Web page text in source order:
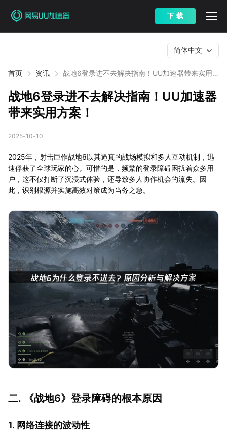
下 载
首页 资讯
战地6登录进不去解决指南！UU加速器带来实用
简体中文
战地6登录进不去解决指南！UU加速器
带来实用方案！
2025-10-10
2025年，射击巨作战地6以其逼真的战场模拟和多人互动机制，迅
速俘获了全球玩家的心。可惜的是，频繁的登录障碍困扰着众多用
户，这不仅打断了沉浸式体验，还导致多人协作机会的流失。因
此，识别根源并实施高效对策成为当务之急。
二. 《战地6》登录障碍的根本原因
1. 网络连接的波动性